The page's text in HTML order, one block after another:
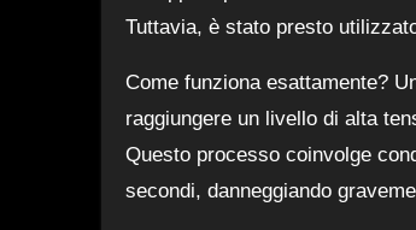
Tuttavia, è stato presto
Come funziona esattamente?
raggiungere un livello di alta
Questo processo coinvolge
secondi, danneggiando